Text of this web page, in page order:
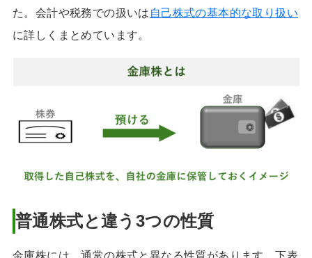
た。会計や税務での扱いは 自己株式の基本的な取り扱い
に詳しくまとめています。
普通株式と違う3つの性質